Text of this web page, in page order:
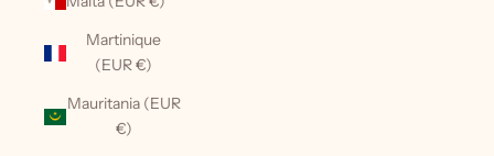
Martinique
(EUR €)
Mauritania (EUR
€)